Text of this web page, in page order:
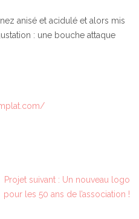
anisé et acidulé et alors mis
: une bouche attaque
Projet suivant : Un nouveau logo
pour les 50 ans de l’association !